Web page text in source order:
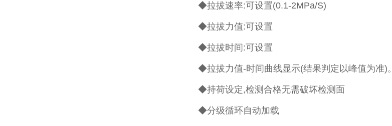
◆拉拔速率:可设置(0.1-2MPa/S)
◆拉拔力值:可设置
◆拉拔时间:可设置
◆拉拔力值-时间曲线显示(结果判定以峰值为准)。
◆持荷设定,检测合格无需破坏检测面
◆分级循环自动加载